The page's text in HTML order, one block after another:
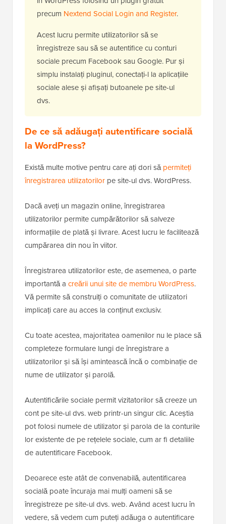
precum Nextend Social Login and Register.
Acest lucru permite utilizatorilor să se
înregistreze sau să se autentifice cu conturi
sociale precum Facebook sau Google. Pur și
simplu instalați pluginul, conectați-l la aplicațiile
sociale alese și afișați butoanele pe site-ul
dvs.
De ce să adăugați autentificare socială
la WordPress?
Există multe motive pentru care ați dori săpermiteți
înregistrarea utilizatorilor pe site-ul dvs. WordPress.
Dacă aveți un magazin online, înregistrarea
utilizatorilor permite cumpărătorilor să salveze
informațiile de plată și livrare. Acest lucru le facilitează
cumpărarea din nou în viitor.
Înregistrarea utilizatorilor este, de asemenea, o parte
importantă a creării unui site de membru WordPress.
Vă permite să construiți o comunitate de utilizatori
implicați care au acces la conținut exclusiv.
Cu toate acestea, majoritatea oamenilor nu le place să
completeze formulare lungi de înregistrare a
utilizatorilor și să își amintească încă o combinație de
nume de utilizator și parolă.
Autentificările sociale permit vizitatorilor să creeze un
cont pe site-ul dvs. web printr-un singur clic. Aceștia
pot folosi numele de utilizator și parola de la conturile
lor existente de pe rețelele sociale, cum ar fi detaliile
de autentificare Facebook.
Deoarece este atât de convenabilă, autentificarea
socială poate încuraja mai mulți oameni să se
înregistreze pe site-ul dvs. web. Având acest lucru în
vedere, să vedem cum puteți adăuga o autentificare